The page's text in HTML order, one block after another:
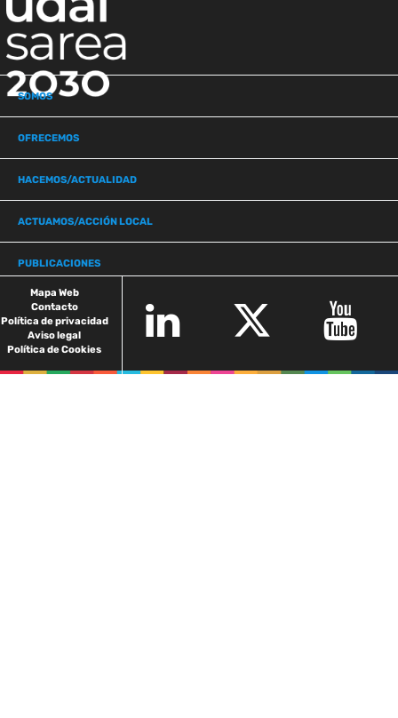
SOMOS
OFRECEMOS
HACEMOS/ACTUALIDAD
ACTUAMOS/ACCIÓN LOCAL
PUBLICACIONES
Mapa Web
Contacto
Política de privacidad
Aviso legal
Política de Cookies